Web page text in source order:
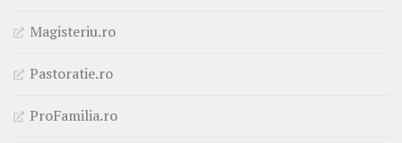
Magisteriu.ro
Pastoratie.ro
ProFamilia.ro